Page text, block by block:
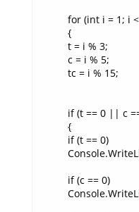
for (int i = 1; i
{
t = i % 3;
c = i % 5;
tc = i % 15;
if (t == 0 || c
{
if (t == 0)
if (c == 0)